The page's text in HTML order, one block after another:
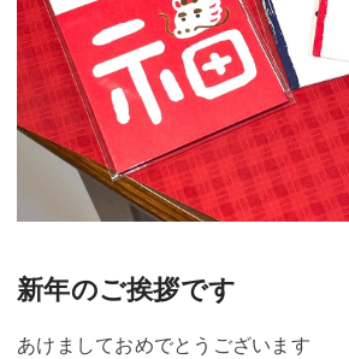
新年のご挨拶です
あけましておめでとうございます